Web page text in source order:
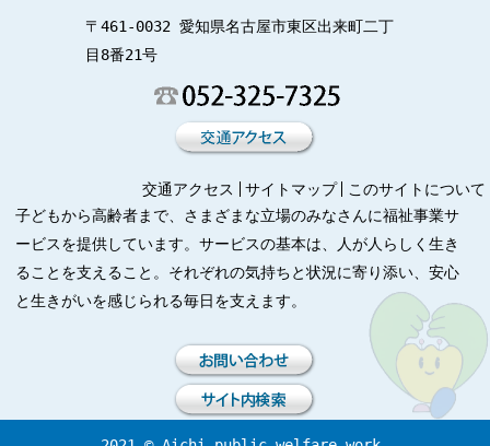
〒461-0032 愛知県名古屋市東区出来町二丁
目8番21号
交通アクセス サイトマップ
このサイトについて
子どもから高齢者まで、さまざまな立場のみなさんに福祉事業サ
ービスを提供しています。サービスの基本は、人が人らしく生き
ることを支えること。それぞれの気持ちと状況に寄り添い、安心
と生きがいを感じられる毎日を支えます。